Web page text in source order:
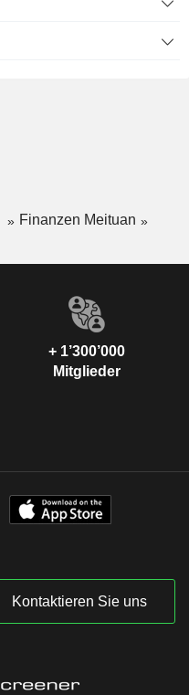
Finanzen Meituan
+ 1’300’000
Mitglieder
Kontaktieren Sie uns